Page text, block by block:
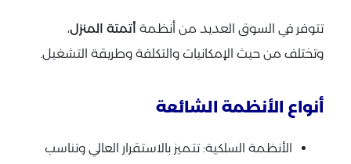
تتوفر في السوق العديد من أنظمة أتمتة المنزل،
وتختلف من حيث الإمكانيات والتكلفة وطريقة التشغيل.
أنواع الأنظمة الشائعة
الأنظمة السلكية: تتميز بالاستقرار العالي وتناسب